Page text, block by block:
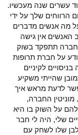
עשרים שנה מעכשיו.
הרווחים שלך על ידי
מה אנשים מדברים
האנשים אין גישה
חברה תתפקד בשוק
על חברת תרופות
לקיניים
כמובן שהייתי משקיע
לדעת מראש איך
החברה,
על השוק בו היא
שלי, היה לי חבר
שלו לשחק עם